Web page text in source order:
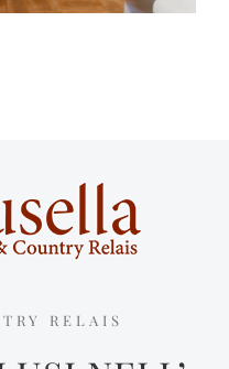
RELAIS